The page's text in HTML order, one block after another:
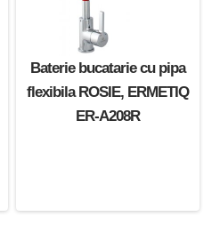
Baterie bucatarie cu pipa
flexibila ROSIE, ERMETIQ
ER-A208R